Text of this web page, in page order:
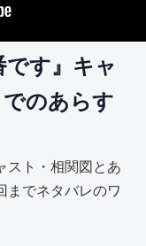
です』キャ
のあらす